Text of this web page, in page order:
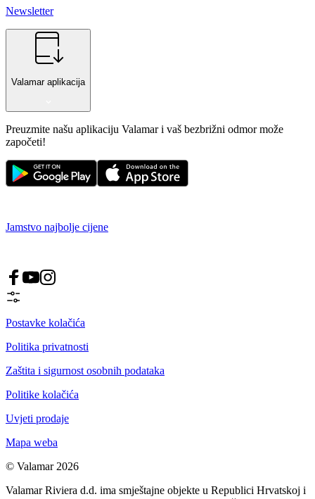
Newsletter
Valamar aplikacija
Preuzmite našu aplikaciju Valamar i vaš bezbrižni odmor može
započeti!
Jamstvo najbolje cijene
Postavke kolačića
Politika privatnosti
Zaštita i sigurnost osobnih podataka
Politike kolačića
Uvjeti prodaje
Mapa weba
© Valamar 2026
Valamar Riviera d.d. ima smještajne objekte u Republici Hrvatskoj i